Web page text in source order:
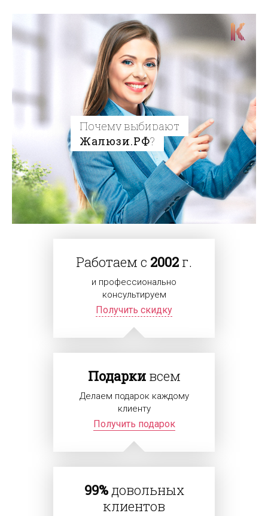
Почему выбирают
Жалюзи.РФ?
Работаем с 2002 г.
и профессионально
консультируем
Получить скидку
Подаркивсем
Делаем подарок каждому
клиенту
Получить подарок
99%довольных
клиентов